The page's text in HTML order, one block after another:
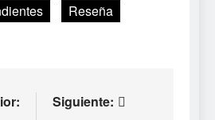
Reseña
Siguiente: